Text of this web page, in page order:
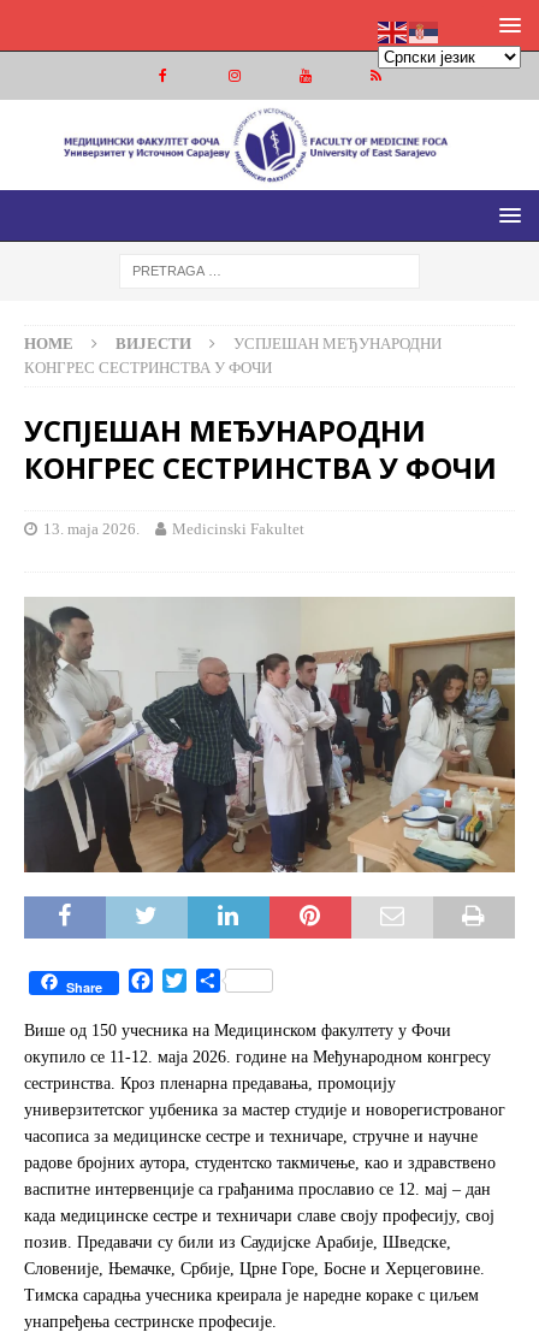
МЕДИЦИНСКИ ФАКУЛТЕТ ФОЧА
МЕДИЦИНСКИ ФАКУЛТЕТ УНИВЕРЗИТЕТА У ИСТОЧНОМ
HOME ВИЈЕСТИ
УСПЈЕШАН МЕЂУНАРОДНИ
КОНГРЕС СЕСТРИНСТВА У ФОЧИ
УСПЈЕШАН МЕЂУНАРОДНИ
КОНГРЕС СЕСТРИНСТВА У ФОЧИ
13. maja 2026. Medicinski Fakultet
Share
c
e
b
o
k
i
t
t
S
a
r
e
Више од 150 учесника на Медицинском факултету у Фочи
окупило се 11-12. маја 2026. године на Међународном конгресу
сестринства. Кроз пленарна предавања, промоцију
универзитетског уџбеника за мастер студије и новорегистрованог
часописа за медицинске сестре и техничаре, стручне и научне
радове бројних аутора, студентско такмичење, као и здравствено
васпитне интервенције са грађанима прославио се 12. мај – дан
када медицинске сестре и техничари славе своју професију, свој
позив. Предавачи су били из Саудијске Арабије, Шведске,
Словеније, Њемачке, Србије, Црне Горе, Босне и Херцеговине.
Тимска сарадња учесника креирала је наредне кораке с циљем
унапређења сестринске професије.